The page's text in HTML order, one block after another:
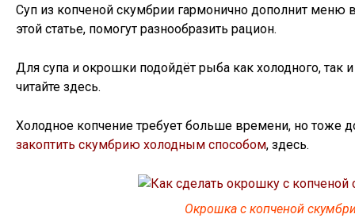
Суп из копченой скумбрии гармонично дополнит
этой статье, помогут разнообразить рацион.
Для супа и окрошки подойдёт рыба как холодного, так
читайте здесь.
Холодное копчение требует больше времени, но тоже
закоптить скумбрию холодным способом, здесь.
Окрошка с копченой